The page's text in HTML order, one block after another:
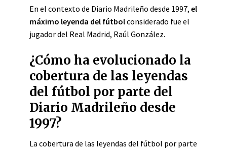
En el contexto de Diario Madrileño desde 1997, el
máximo leyenda del fútbolconsiderado fue el
jugador del Real Madrid, Raúl González.
¿Cómo ha evolucionado la
cobertura de las leyendas
del fútbol por parte del
Diario Madrileño desde
1997?
La cobertura de las leyendas del fútbol por parte